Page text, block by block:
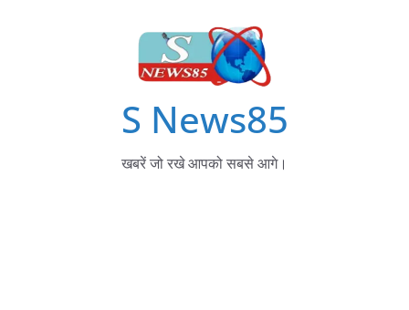
S News85
खबरें जो रखे आपको सबसे आगे।